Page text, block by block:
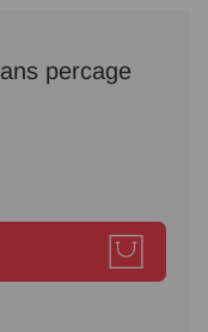
percage